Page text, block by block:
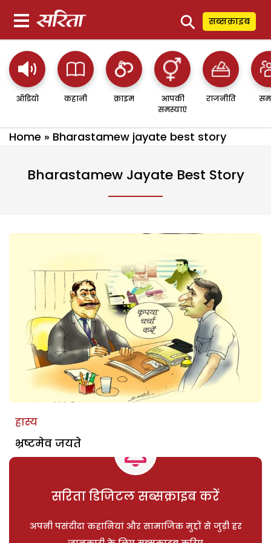
⚲ सब्सक्राइब
ऑडियो कहानी क्राइम
आपकी
समस्याएं
राजनीति
Home » Bharastamew jayate best story
Bharastamew Jayate Best Story
हास्य
भ्रष्टमेव जयते
सरिता डिजिटल सब्सक्राइब करें
अपनी पसंदीदा कहानियां और सामाजिक मुद्दों से जुड़ी हर